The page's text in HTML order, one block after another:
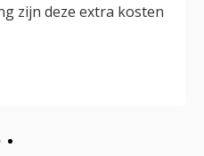
zijn deze extra kosten